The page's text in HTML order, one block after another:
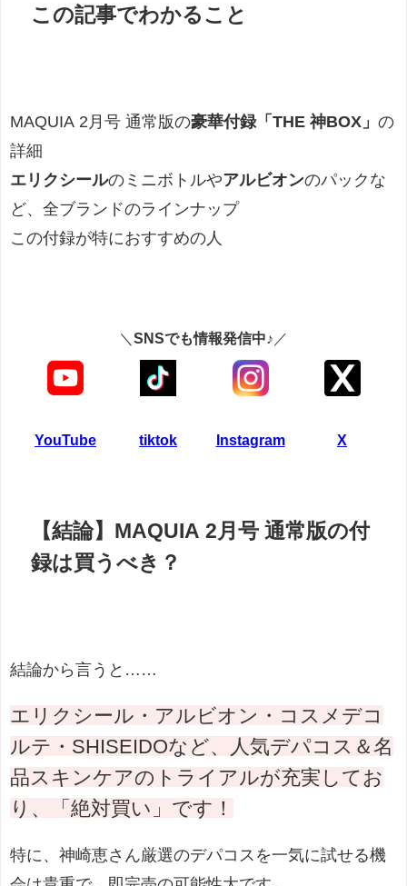
この記事でわかること
MAQUIA 2月号 通常版の豪華付録「THE 神BOX」 の
詳細
エリクシールのミニボトルやアルビオンのパックな
ど、全ブランドのラインナップ
この付録が特におすすめの人
＼ SNSでも情報発信中♪ ／
YouTube tiktok Instagram X
【結論】MAQUIA 2月号 通常版の付
録は買うべき？
結論から言うと……
エリクシール・アルビオン・コスメデコ
ルテ・SHISEIDOなど、人気デパコス＆名
品スキンケアのトライアルが充実してお
り、「絶対買い」です！
特に、神崎恵さん厳選のデパコスを一気に試せる機